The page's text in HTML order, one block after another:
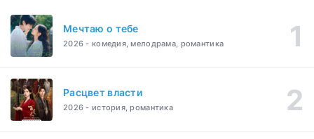
Мечтаю о тебе
2026 - комедия, мелодрама, романтика
Расцвет власти
2026 - история, романтика